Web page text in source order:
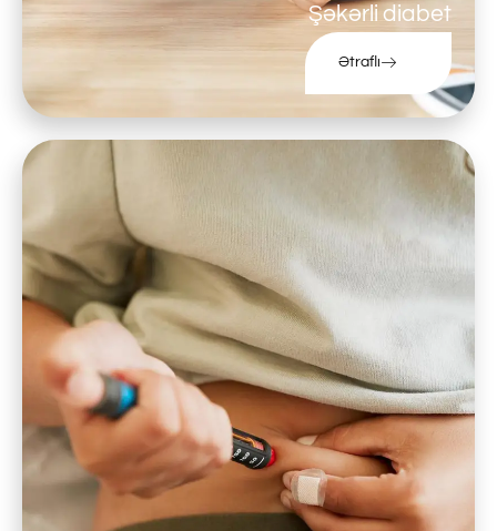
Şəkərli diabet
Ətraflı